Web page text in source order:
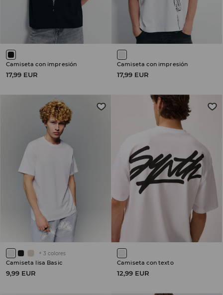
Camiseta con impresión
17,99 EUR
Camiseta con impresión
17,99 EUR
+ 3 colores
Camiseta lisa Basic
9,99 EUR
Camiseta con texto
12,99 EUR